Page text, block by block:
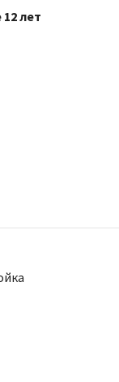
лет